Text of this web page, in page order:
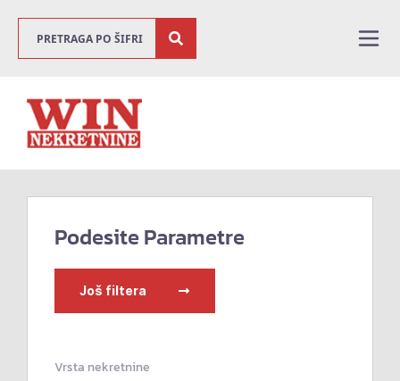
Podesite Parametre
Još filtera
Vrsta nekretnine